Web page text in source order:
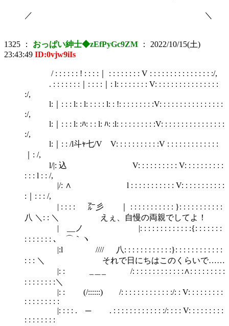
／ ＼
1325 ： おっぱい紳士◆zEfPyGc9ZM ： 2022/10/15(土)
23:43:49 ID:0vjw9iIs
/ : : : : : : ! : : : :｜ : : : : : : : : V : : : : : : : : : : : : : : : :/,
. : : : : : : :｜: : : :｜: l: : : : : : : : V: : : : : : : : : : : : : : : :
:/,
l:｜: : : l: : l: : : : : l: : !: : : : : : : : :V: : : : : : : : : : : : : : : :
:/,
l:｜: : : l: :ﾊ: : : l: ﾊ: :l: : : : : : : : : :V: : : : : : : : : : : : : : : :
:/,
l:｜: : /l斗ｬ七/V V: : : : : : : : : : :V : : : : : : : : : : : : :
｜: /,
l/|: 込 V: : : : : : : : : : V: : : : : : : : : :
: : : l : : /,
|/: ∧ l : : : : : : : : : : : V: : : : : : : : : : :
:｜: : : /,
| : : : : ㌃彡 ｜ : : : : : : : : : : : }: : : : : : : : : : :
八 ＼: : ＼ えぇ、自慢の両親でしてよ！
| __ノ |: : : : : : : : : : : : :{: : : : : : :
: : : : : : : ､ ⌒｀ヽ
|:l //// 八: : : : : : : : : : : :}: : : : : : : : : : : :
: : : ＼ それで日にちはこのくらいで……
|: : _＿_ /: : : : : : : : : : : : :∧: : : : : : : : :
: : : : : : : :＼
|: : (/::::::) /: : : : : : : : : : : : :/: : V: : : : : : : : :
: : : : : : : : :
|: : : : . ─ . : : : : : : : : : : : : :/: : : : V: : : : : : : : :
: : : : : : : :